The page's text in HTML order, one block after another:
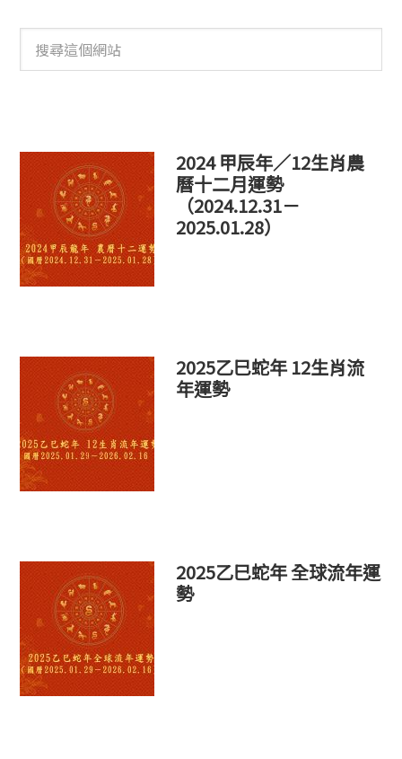
這
2024 甲辰年／12生肖農
曆十二月運勢
（2024.12.31－
2025.01.28）
2025乙巳蛇年 12生肖流
年運勢
2025乙巳蛇年 全球流年運
勢